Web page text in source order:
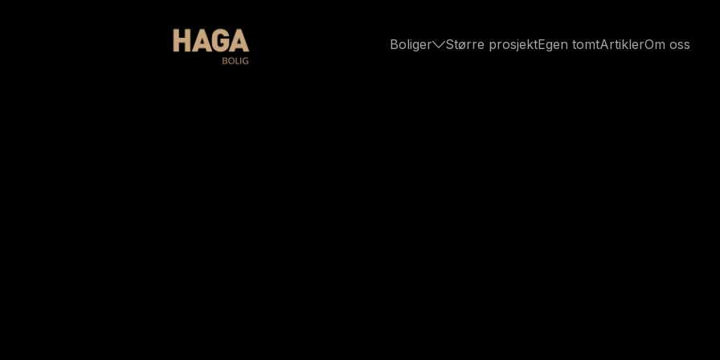
Boliger Større prosjektEgen tomtArtiklerOm oss